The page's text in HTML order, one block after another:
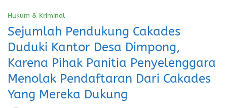
Hukum & Kriminal
Sejumlah Pendukung Cakades
Duduki Kantor Desa Dimpong,
Karena Pihak Panitia Penyelenggara
Menolak Pendaftaran Dari Cakades
Yang Mereka Dukung